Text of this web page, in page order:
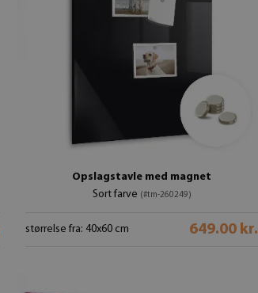
Opslagstavle med magnet
Sort farve (#tm-260249)
størrelse fra: 40x60 cm 649.00 kr.